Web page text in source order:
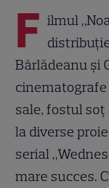
F ilmul
Bârlădeanu și
cinematografe
sale, fostul
la diverse
serial
mare succes.